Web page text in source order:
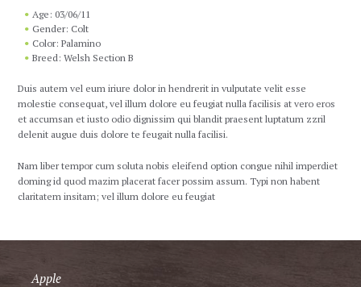
Age: 03/06/11
Gender: Colt
Color: Palamino
Breed: Welsh Section B
Duis autem vel eum iriure dolor in hendrerit in vulputate velit esse
molestie consequat, vel illum dolore eu feugiat nulla facilisis at vero eros
et accumsan et iusto odio dignissim qui blandit praesent luptatum zzril
delenit augue duis dolore te feugait nulla facilisi.
Nam liber tempor cum soluta nobis eleifend option congue nihil imperdiet
doming id quod mazim placerat facer possim assum. Typi non habent
claritatem insitam; vel illum dolore eu feugiat
Apple